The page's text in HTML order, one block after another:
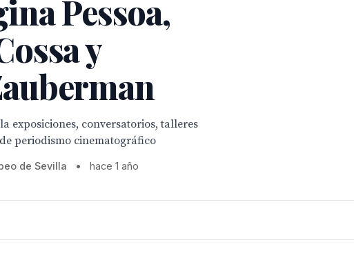
Pessoa,
y
exposiciones, conversatorios, talleres
periodismo cinematográfico
de Sevilla • hace 1 año